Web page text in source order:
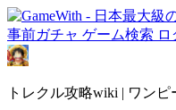
事前ガチャ ゲーム検索 ロ
トレクル攻略wiki | ワン